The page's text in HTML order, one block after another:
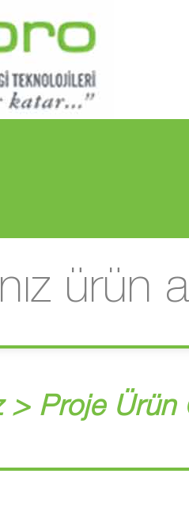
> Proje Ürün